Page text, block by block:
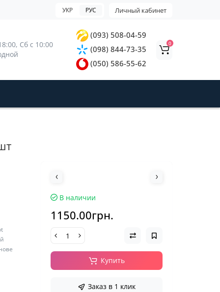
Личный кабинет
УКР РУС
Сб с 10:00
(093) 508-04-59
(098) 844-73-35
(050) 586-55-62
0
В наличии
1150.00грн.
Купить
Заказ в 1 клик